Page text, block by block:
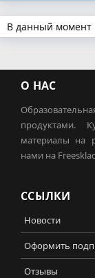
В данный момент
О НАС
продуктами.
материалы на
нами на
ССЫЛКИ
Новости
Оформить
Отзывы